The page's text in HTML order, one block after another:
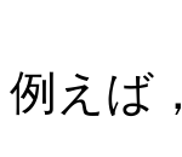
例えば，